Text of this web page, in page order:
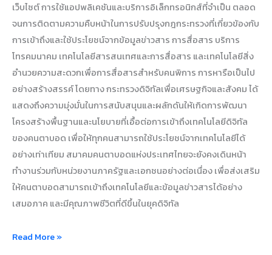
เว็บไซต์ การใช้แอปพลิเคชันและบริการอิเล็กทรอนิกส์ที่จำเป็น ตลอด
จนการติดตามความคืบหน้าในการปรับปรุงกฎกระทรวงที่เกี่ยวข้องกับ
การเข้าถึงและใช้ประโยชน์จากข้อมูลข่าวสาร การสื่อสาร บริการ
โทรคมนาคม เทคโนโลยีสารสนเทศและการสื่อสาร และเทคโนโลยีสิ่ง
อำนวยความสะดวกเพื่อการสื่อสารสำหรับคนพิการ การหารือเป็นไป
อย่างสร้างสรรค์ โดยทาง กระทรวงดิจิทัลเพื่อเศรษฐกิจและสังคม ได้
แสดงถึงความมุ่งมั่นในการสนับสนุนและผลักดันให้เกิดการพัฒนา
โครงสร้างพื้นฐานและนโยบายที่เอื้อต่อการเข้าถึงเทคโนโลยีดิจิทัล
ของคนตาบอด เพื่อให้ทุกคนสามารถใช้ประโยชน์จากเทคโนโลยีได้
อย่างเท่าเทียม สมาคมคนตาบอดแห่งประเทศไทยจะยังคงเดินหน้า
ทำงานร่วมกับหน่วยงานภาครัฐและเอกชนอย่างต่อเนื่อง เพื่อส่งเสริม
ให้คนตาบอดสามารถเข้าถึงเทคโนโลยีและข้อมูลข่าวสารได้อย่าง
เสมอภาค และมีคุณภาพชีวิตที่ดีขึ้นในยุคดิจิทัล
Read More »